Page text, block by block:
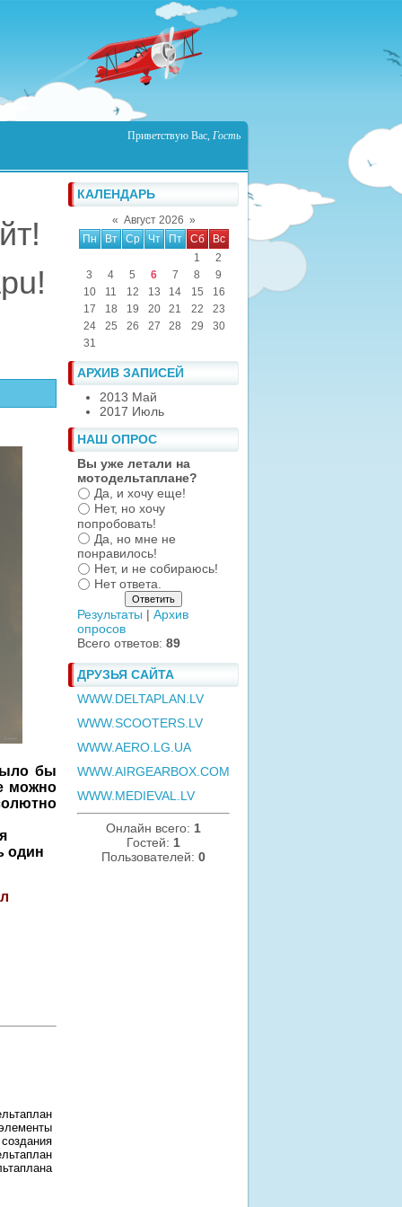
Приветствую Вас, Гость
КАЛЕНДАРЬ
« Август 2026 »
Пн
Вт Ср Чт Пт Сб
Вс
1
2
3
4 5 6 7 8
9
10
11 12 13 14 15
16
17
18 19 20 21 22
23
24
25 26 27 28 29
30
31
АРХИВ ЗАПИСЕЙ
2013 Май
2017 Июль
НАШ ОПРОС
Вы уже летали на
мотодельтаплане?
Да, и хочу еще!
Нет, но хочу
попробовать!
Да, но мне не
понравилось!
Нет, и не собираюсь!
Нет ответа.
Результаты | Архив
опросов
Всего ответов: 89
ДРУЗЬЯ САЙТА
WWW.DELTAPLAN.LV
WWW.SCOOTERS.LV
WWW.AERO.LG.UA
WWW.AIRGEARBOX.COM
WWW.MEDIEVAL.LV
Онлайн всего: 1
Гостей: 1
Пользователей: 0
бы
можно
один